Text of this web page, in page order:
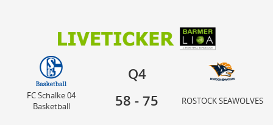
Basketball
ROSTOCK SEAWOLVES
Q4
58 - 75
FC Schalke 04
Basketball
ROSTOCK SEAWOLVES